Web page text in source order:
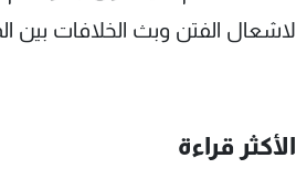
لاشعال الفتن وبث الخلافات بين
الأكثر قراءة